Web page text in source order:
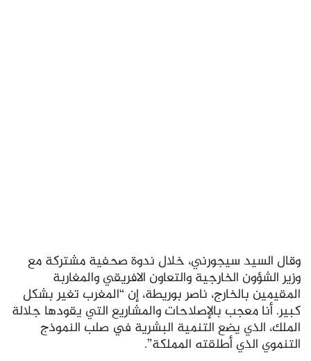
وقال السيد سيجورني، خلال ندوة صحفية مشتركة مع
وزير الشؤون الخارجية والتعاون الافريقي والمغاربة
المقيمين بالخارج، ناصر بوريطة، إن “المغرب تغير بشكل
كبير. أنا معجب بالإصلاحات والمشاريع التي يقودها جلالة
الملك، الذي يضع التنمية البشرية في صلب النموذج
التنموي الذي أطلقته المملكة”.